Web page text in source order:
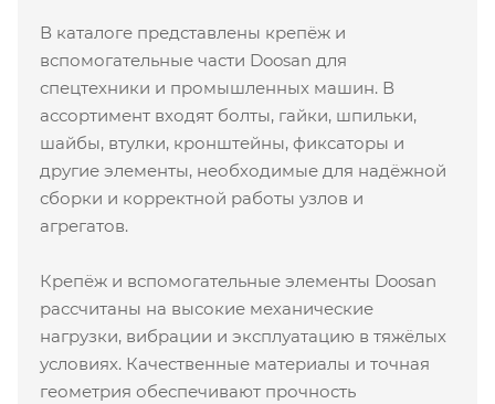
В каталоге представлены крепёж и
вспомогательные части Doosan для
спецтехники и промышленных машин. В
ассортимент входят болты, гайки, шпильки,
шайбы, втулки, кронштейны, фиксаторы и
другие элементы, необходимые для надёжной
сборки и корректной работы узлов и
агрегатов.
Крепёж и вспомогательные элементы Doosan
рассчитаны на высокие механические
нагрузки, вибрации и эксплуатацию в тяжёлых
условиях. Качественные материалы и точная
геометрия обеспечивают прочность